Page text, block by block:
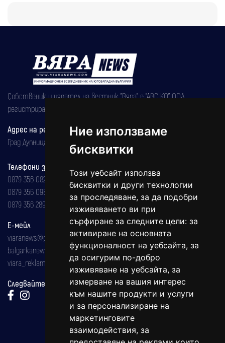
Ние използваме
бисквитки
Този уебсайт използва
бисквитки и други технологии
за проследяване, за да подобри
изживяването ви при
сърфиране за следните цели: за
активиране на основната
функционалност на уебсайта, за
да осигурим по-добро
изживяване на уебсайта, за
измерване на вашия интерес
към нашите продукти и услуги
и за персонализиране на
маркетинговите
взаимодействия, за
Собственик и издател на вестник "Вяра" е "АВС КО" ООД,
регистрирана на 08.05.2002 година.
Адрес на редакцията
Град Дупница, ул.''Христо Ботев" 43
Телефони за реклама и абонаменти
0879 356 082
0879 356 098
0879 356 289
Е-мейл
viaranews@gmail.com
balgarkanews@gmail.com
viara_reklama@mail.bg
Следвайте ни: